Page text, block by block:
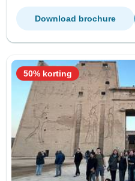
Download brochure
50% korting